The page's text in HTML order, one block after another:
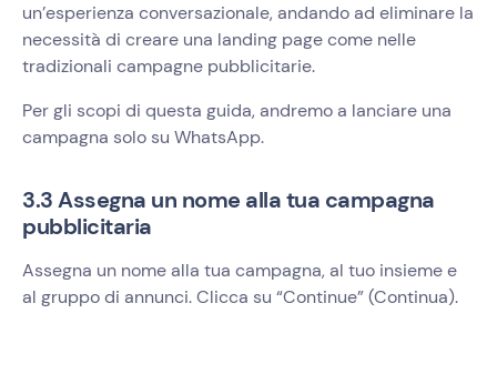
un’esperienza conversazionale, andando ad eliminare la
necessità di creare una landing page come nelle
tradizionali campagne pubblicitarie.
Per gli scopi di questa guida, andremo a lanciare una
campagna solo su WhatsApp.
3.3 Assegna un nome alla tua campagna
pubblicitaria
Assegna un nome alla tua campagna, al tuo insieme e
al gruppo di annunci. Clicca su “Continue” (Continua).